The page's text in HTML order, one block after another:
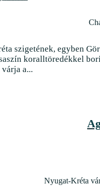
szigetének, egyben
koralltöredékkel
a...
Nyugat-Kréta